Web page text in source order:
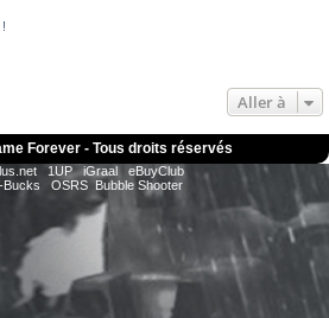
Aller à
Forever - Tous droits réservés
1UP iGraal
eBuyClub
Bucks
OSRS Bubble Shooter